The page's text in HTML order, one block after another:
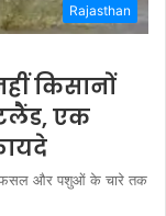
Rajasthan
किसानों
एक
फसल और पशुओं के चारे तक